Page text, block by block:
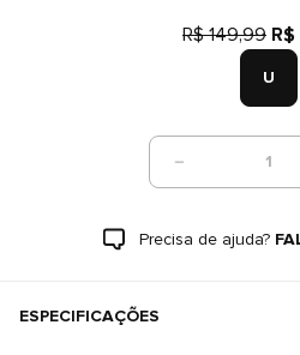
R$ 149,99
U
1
Precisa de ajuda?
ESPECIFICAÇÕES